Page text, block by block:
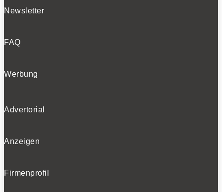
Newsletter
FAQ
Werbung
Advertorial
Anzeigen
Firmenprofil